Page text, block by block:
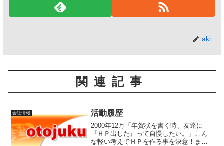
aki
関連記事
会社情報 活動履歴
2000年12月「年賀状を書く時、友達に
『ＨＰ出した』って自慢したい。」こん
な軽い考えでＨＰを作る事を決意！まず